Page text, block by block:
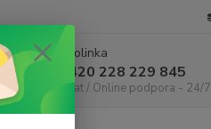
Infolinka
+420 228 229 845
Chat / Online podpora - 24/7